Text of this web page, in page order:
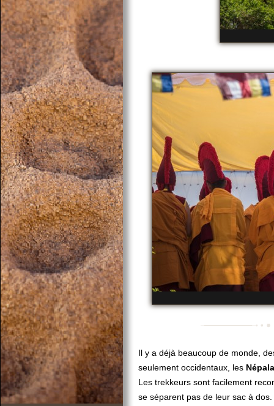
Il y a déjà beaucoup de monde,
seulement occidentaux, les
Les trekkeurs sont facilement
se séparent pas de leur sac à